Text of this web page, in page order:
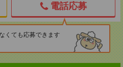
電話応募
くても応募できます